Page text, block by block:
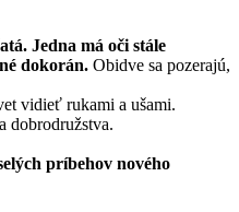
Jedna má oči stále
dokorán. Obidve sa pozerajú,
vidieť rukami a ušami.
dobrodružstva.
príbehov nového